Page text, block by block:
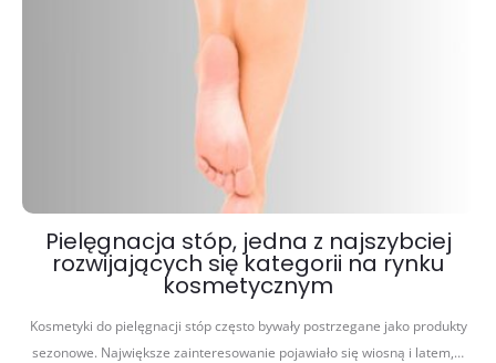
Pielęgnacja stóp, jedna z najszybciej
rozwijających się kategorii na rynku
kosmetycznym
Kosmetyki do pielęgnacji stóp często bywały postrzegane jako produkty
sezonowe. Największe zainteresowanie pojawiało się wiosną i latem,…